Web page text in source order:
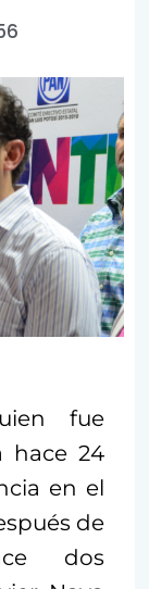
fue
hace 24
en el
de
dos